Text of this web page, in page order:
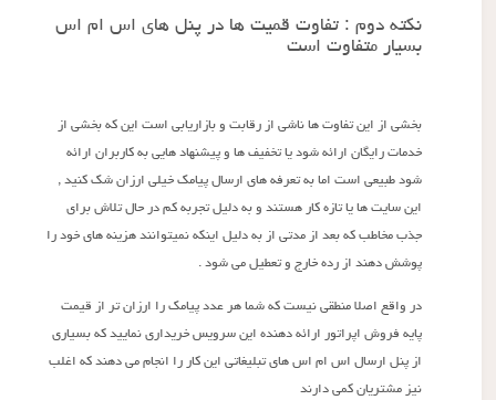
نکته دوم : تفاوت قمیت ها در پنل های اس ام اس
بسیار متفاوت است
بخشی از این تفاوت ها ناشی از رقابت و بازاریابی است این که بخشی از
خدمات رایگان ارائه شود یا تخفیف ها و پیشنهاد هایی به کاربران ارائه
شود طبیعی است اما به تعرفه های ارسال پیامک خیلی ارزان شک کنید ,
این سایت ها یا تازه کار هستند و به دلیل تجربه کم در حال تلاش برای
جذب مخاطب که بعد از مدتی از به دلیل اینکه نمیتوانند هزینه های خود را
پوشش دهند از رده خارج و تعطیل می شود .
در واقع اصلا منطقی نیست که شما هر عدد پیامک را ارزان تر از قیمت
پایه فروش اپراتور ارائه دهنده این سرویس خریداری نمایید که بسیاری
از پنل ارسال اس ام اس های تبلیغاتی این کار را انجام می دهند که اغلب
نیز مشتریان کمی دارند